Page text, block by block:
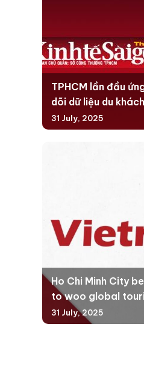
TPHCM lần đầu
dõi dữ liệu du khách
31 July, 2025
Ho Chi Minh City
to woo global
31 July, 2025